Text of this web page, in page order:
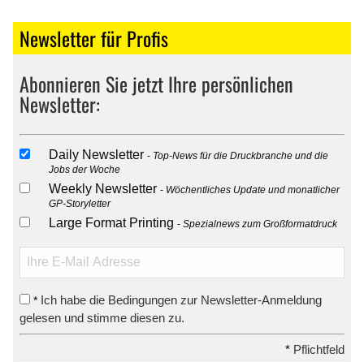
Newsletter für Profis
Abonnieren Sie jetzt Ihre persönlichen
Newsletter:
Daily Newsletter
Top-News für die Druckbranche und die
Jobs der Woche
Weekly Newsletter
Wöchentliches Update und monatlicher
GP-Storyletter
Large Format Printing Spezialnews zum Großformatdruck
* Ich habe die Bedingungen zur Newsletter-Anmeldung
gelesen und stimme diesen zu.
* Pflichtfeld